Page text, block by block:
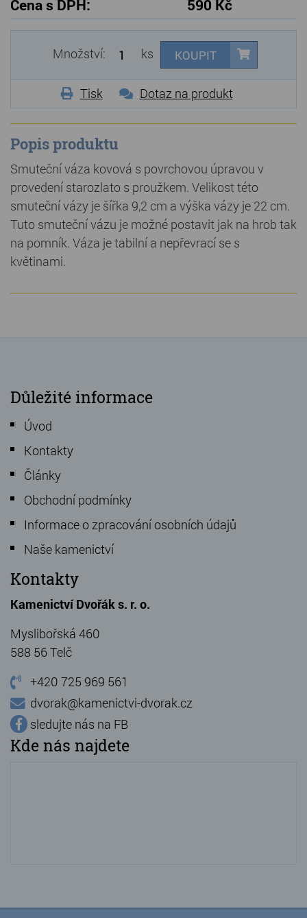
Cena s DPH: 590 Kč
Množství: ks KOUPIT
Tisk Dotaz na produkt
Popis produktu
Smuteční váza kovová s povrchovou úpravou v
provedení starozlato s proužkem. Velikost této
smuteční vázy je šířka 9,2 cm a výška vázy je 22 cm.
Tuto smuteční vázu je možné postavit jak na hrob tak
na pomník. Váza je tabilní a nepřevrací se s
květinami.
Důležité informace
Úvod
Kontakty
Články
Obchodní podmínky
Informace o zpracování osobních údajů
Naše kamenictví
Kontakty
Kamenictví Dvořák s. r. o.
Myslibořská 460
588 56 Telč
+420 725 969 561
dvorak@kamenictvi-dvorak.cz
sledujte nás na FB
Kde nás najdete